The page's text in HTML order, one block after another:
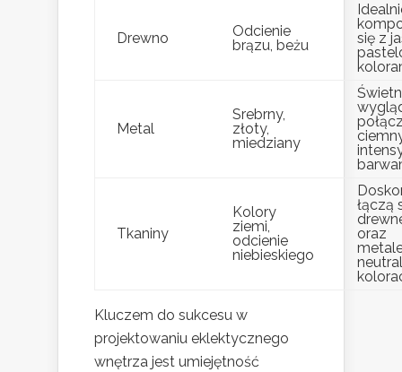
Drewno
Odcienie
brązu, beżu
się z
Metal
Srebrny,
złoty,
miedziany
Tkaniny
Kolory
ziemi,
odcienie
niebieskiego
łączą
oraz
Kluczem do sukcesu w
projektowaniu eklektycznego
wnętrza jest umiejętność